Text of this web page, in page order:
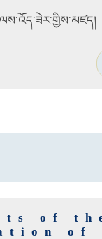
of
of